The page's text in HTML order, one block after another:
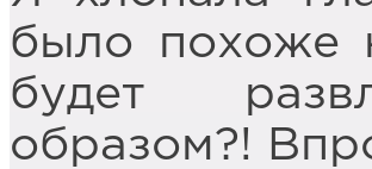
было похоже
будет
образом?!